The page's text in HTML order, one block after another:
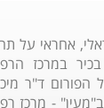
אחראי על
במרכז
הפורום ד"ר
- מרכז